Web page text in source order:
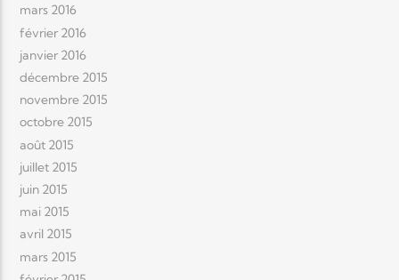
mars 2016
février 2016
janvier 2016
décembre 2015
novembre 2015
octobre 2015
août 2015
juillet 2015
juin 2015
mai 2015
avril 2015
mars 2015